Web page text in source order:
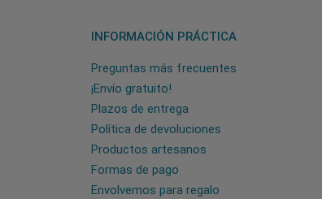
INFORMACIÓN PRÁCTICA
Preguntas más frecuentes
¡Envío gratuito!
Plazos de entrega
Política de devoluciones
Productos artesanos
Formas de pago
Envolvemos para regalo